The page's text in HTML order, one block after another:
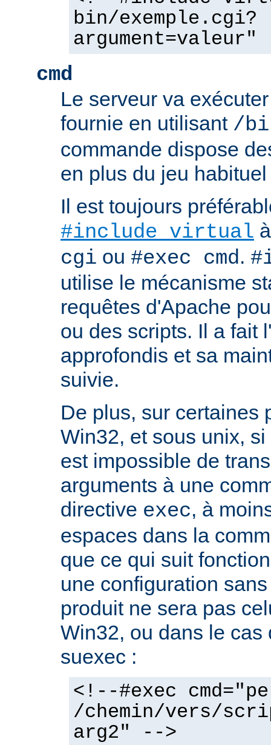
bin/exemple.cgi?
argument=valeur"
cmd
Le serveur va
fournie en utilisant /
commande dispose
en plus du jeu
Il est toujours
#include virtual
cgi ou #exec cmd.
utilise le mécanisme
requêtes d'Apache
ou des scripts. Il a fait
approfondis et sa
suivie.
De plus, sur certaines
Win32, et sous unix,
est impossible de
arguments à une
directive exec, à
espaces dans la
que ce qui suit
une configuration
produit ne sera pas
Win32, ou dans le cas
suexec :
<!--#exec
/chemin/vers/
arg2" -->